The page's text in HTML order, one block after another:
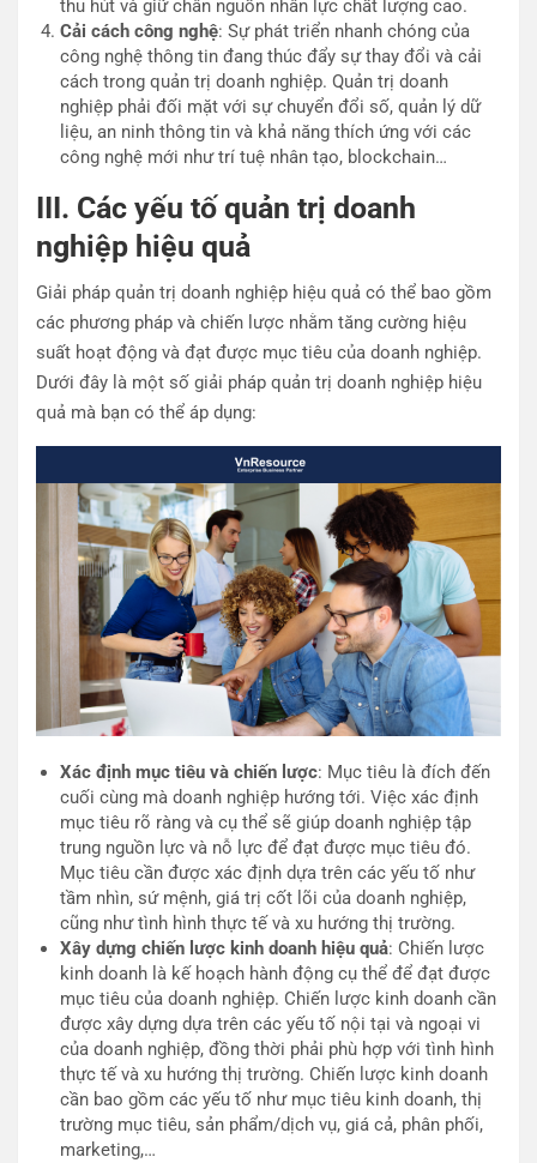
thu hút và giữ chân nguồn nhân lực chất lượng cao.
Cải cách công nghệ: Sự phát triển nhanh chóng của
công nghệ thông tin đang thúc đẩy sự thay đổi và cải
cách trong quản trị doanh nghiệp. Quản trị doanh
nghiệp phải đối mặt với sự chuyển đổi số, quản lý dữ
liệu, an ninh thông tin và khả năng thích ứng với các
công nghệ mới như trí tuệ nhân tạo, blockchain…
III. Các yếu tố quản trị doanh
nghiệp hiệu quả
Giải pháp quản trị doanh nghiệp hiệu quả có thể bao gồm
các phương pháp và chiến lược nhằm tăng cường hiệu
suất hoạt động và đạt được mục tiêu của doanh nghiệp.
Dưới đây là một số giải pháp quản trị doanh nghiệp hiệu
quả mà bạn có thể áp dụng:
Xác định mục tiêu và chiến lược: Mục tiêu là đích đến
cuối cùng mà doanh nghiệp hướng tới. Việc xác định
mục tiêu rõ ràng và cụ thể sẽ giúp doanh nghiệp tập
trung nguồn lực và nỗ lực để đạt được mục tiêu đó.
Mục tiêu cần được xác định dựa trên các yếu tố như
tầm nhìn, sứ mệnh, giá trị cốt lõi của doanh nghiệp,
cũng như tình hình thực tế và xu hướng thị trường.
Xây dựng chiến lược kinh doanh hiệu quả: Chiến lược
kinh doanh là kế hoạch hành động cụ thể để đạt được
mục tiêu của doanh nghiệp. Chiến lược kinh doanh cần
được xây dựng dựa trên các yếu tố nội tại và ngoại vi
của doanh nghiệp, đồng thời phải phù hợp với tình hình
thực tế và xu hướng thị trường. Chiến lược kinh doanh
cần bao gồm các yếu tố như mục tiêu kinh doanh, thị
trường mục tiêu, sản phẩm/dịch vụ, giá cả, phân phối,
marketing,…